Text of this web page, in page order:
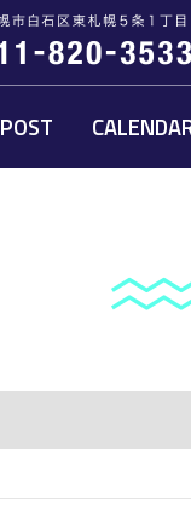
POST